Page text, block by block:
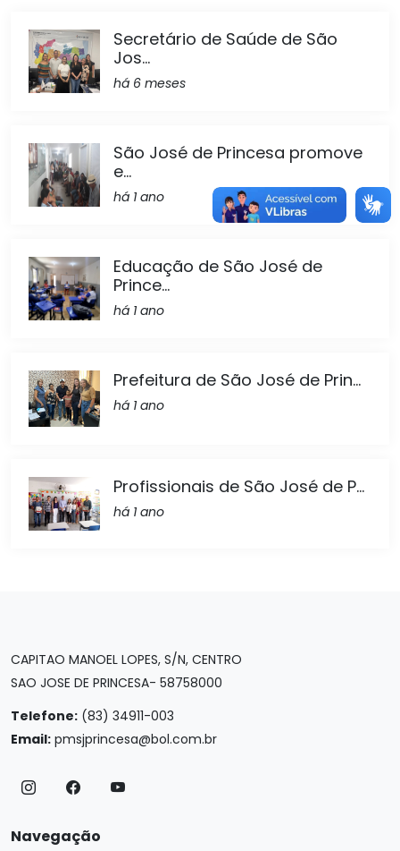
Secretário de Saúde de São
Jos...
há 6 meses
São José de Princesa promove
e...
há 1 ano
Educação de São José de
Prince...
há 1 ano
Prefeitura de São José de Prin...
há 1 ano
Profissionais de São José de P...
há 1 ano
CAPITAO MANOEL LOPES, S/N, CENTRO
SAO JOSE DE PRINCESA- 58758000
Telefone: (83) 34911-003
Email: pmsjprincesa@bol.com.br
Navegação